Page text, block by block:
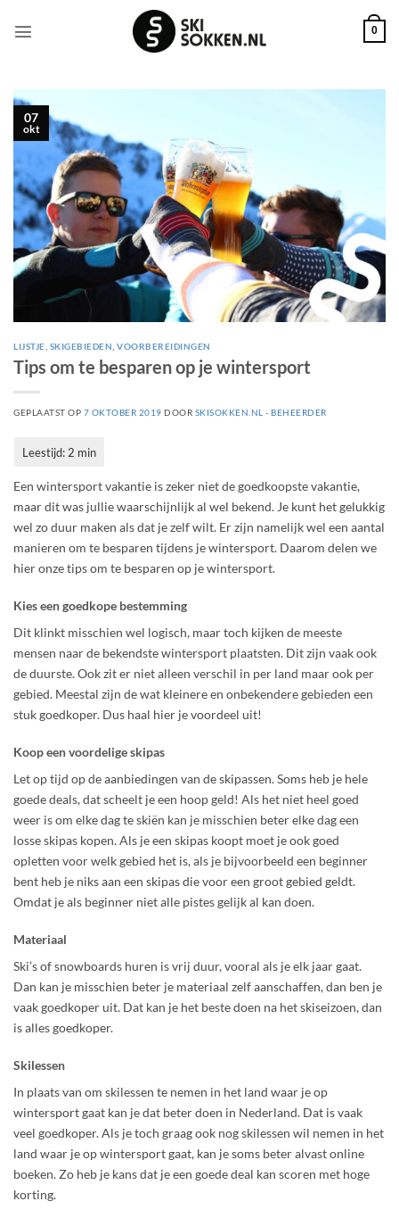
naar
0
07
okt
LIJSTJE SKIGEBIEDEN ,VOORBEREIDINGEN
Tips om te besparen op je wintersport
GEPLAATST OP 7 OKTOBER 2019 DOOR SKISOKKEN.NL - BEHEERDER
Een wintersport vakantie is zeker niet de goedkoopste vakantie,
maar dit was jullie waarschijnlijk al wel bekend. Je kunt het gelukkig
wel zo duur maken als dat je zelf wilt. Er zijn namelijk wel een aantal
manieren om te besparen tijdens je wintersport. Daarom delen we
hier onze tips om te besparen op je wintersport.
Kies een goedkope bestemming
Dit klinkt misschien wel logisch, maar toch kijken de meeste
mensen naar de bekendste wintersport plaatsten. Dit zijn vaak ook
de duurste. Ook zit er niet alleen verschil in per land maar ook per
gebied. Meestal zijn de wat kleinere en onbekendere gebieden een
stuk goedkoper. Dus haal hier je voordeel uit!
Koop een voordelige skipas
Let op tijd op de aanbiedingen van de skipassen. Soms heb je hele
goede deals, dat scheelt je een hoop geld! Als het niet heel goed
weer is om elke dag te skiën kan je misschien beter elke dag een
losse skipas kopen. Als je een skipas koopt moet je ook goed
opletten voor welk gebied het is, als je bijvoorbeeld een beginner
bent heb je niks aan een skipas die voor een groot gebied geldt.
Omdat je als beginner niet alle pistes gelijk al kan doen.
Materiaal
Ski’s of snowboards huren is vrij duur, vooral als je elk jaar gaat.
Dan kan je misschien beter je materiaal zelf aanschaffen, dan ben je
vaak goedkoper uit. Dat kan je het beste doen na het skiseizoen, dan
is alles goedkoper.
Skilessen
In plaats van om skilessen te nemen in het land waar je op
wintersport gaat kan je dat beter doen in Nederland. Dat is vaak
veel goedkoper. Als je toch graag ook nog skilessen wil nemen in het
land waar je op wintersport gaat, kan je soms beter alvast online
boeken. Zo heb je kans dat je een goede deal kan scoren met hoge
korting.